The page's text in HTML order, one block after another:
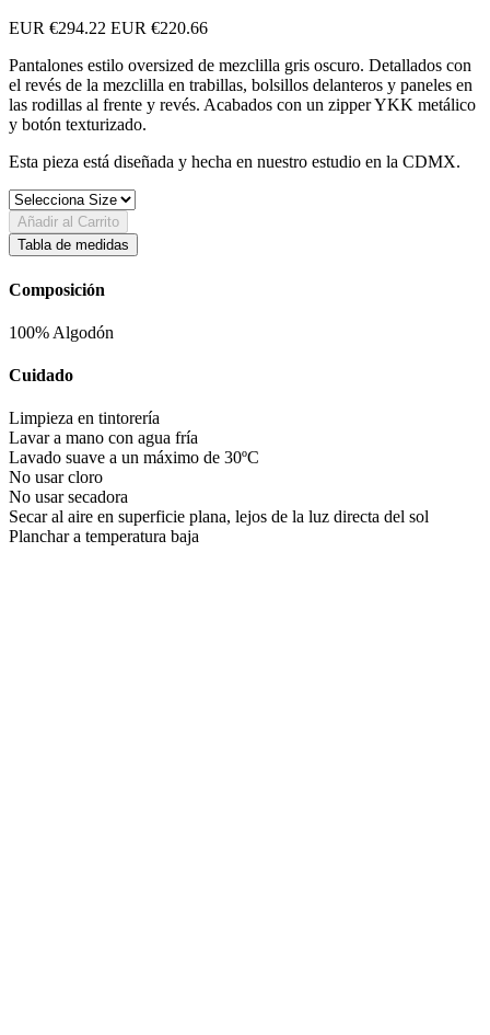
EUR €294.22 EUR €220.66
Pantalones estilo oversized de mezclilla gris oscuro. Detallados con
el revés de la mezclilla en trabillas, bolsillos delanteros y paneles en
las rodillas al frente y revés. Acabados con un zipper YKK metálico
y botón texturizado.
Esta pieza está diseñada y hecha en nuestro estudio en la CDMX.
Añadir al Carrito
Tabla de medidas
Composición
100% Algodón
Cuidado
Limpieza en tintorería
Lavar a mano con agua fría
Lavado suave a un máximo de 30ºC
No usar cloro
No usar secadora
Secar al aire en superficie plana, lejos de la luz directa del sol
Planchar a temperatura baja